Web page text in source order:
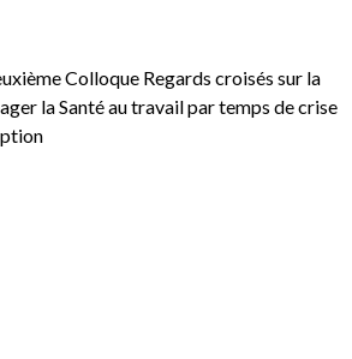
Colloque Regards croisés sur la
la Santé au travail par temps de crise